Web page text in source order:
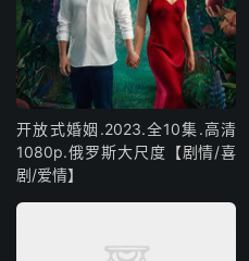
开放式婚姻.2023.全10集.高清
1080p.俄罗斯大尺度【剧情/喜
剧/爱情】